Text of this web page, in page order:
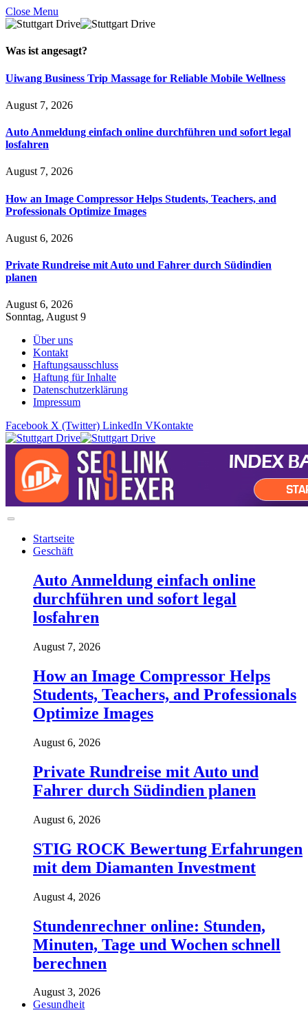
Close Menu
Was ist angesagt?
Uiwang Business Trip Massage for Reliable Mobile Wellness
August 7, 2026
Auto Anmeldung einfach online durchführen und sofort legal
losfahren
August 7, 2026
How an Image Compressor Helps Students, Teachers, and
Professionals Optimize Images
August 6, 2026
Private Rundreise mit Auto und Fahrer durch Südindien
planen
August 6, 2026
Sonntag, August 9
Über uns
Kontakt
Haftungsausschluss
Haftung für Inhalte
Datenschutzerklärung
Impressum
Facebook X (Twitter) LinkedIn VKontakte
Startseite
Geschäft
Auto Anmeldung einfach online
durchführen und sofort legal
losfahren
August 7, 2026
How an Image Compressor Helps
Students, Teachers, and Professionals
Optimize Images
August 6, 2026
Private Rundreise mit Auto und
Fahrer durch Südindien planen
August 6, 2026
STIG ROCK Bewertung Erfahrungen
mit dem Diamanten Investment
August 4, 2026
Stundenrechner online: Stunden,
Minuten, Tage und Wochen schnell
berechnen
August 3, 2026
Gesundheit